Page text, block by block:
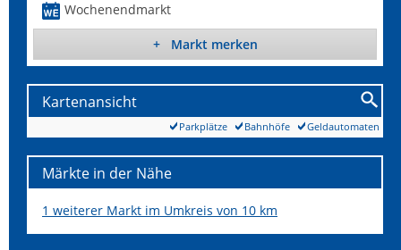
Wochenendmarkt
+ Markt merken
Kartenansicht
Geldautomaten
Bahnhöfe
Parkplätze
Märkte in der Nähe
1 weiterer Markt im Umkreis von 10 km